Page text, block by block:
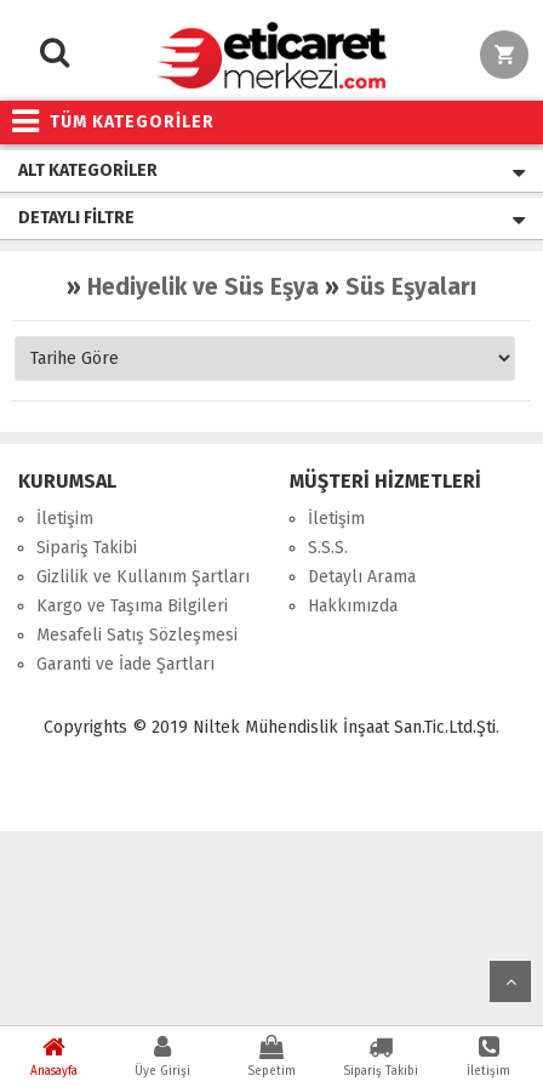
TÜM KATEGORİLER
Anasayfa Üye Girişi Sepetim Sipariş Takibi İletişim
ALT KATEGORILER
DETAYLI FILTRE
» Hediyelik ve Süs Eşya » Süs Eşyaları
KURUMSAL
İletişim
Sipariş Takibi
Gizlilik ve Kullanım Şartları
Kargo ve Taşıma Bilgileri
Mesafeli Satış Sözleşmesi
Garanti ve İade Şartları
MÜŞTERİ HİZMETLERİ
İletişim
S.S.S.
Detaylı Arama
Hakkımızda
Copyrights © 2019 Niltek Mühendislik İnşaat San.Tic.Ltd.Şti.